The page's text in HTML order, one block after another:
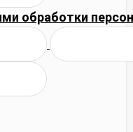
обработки